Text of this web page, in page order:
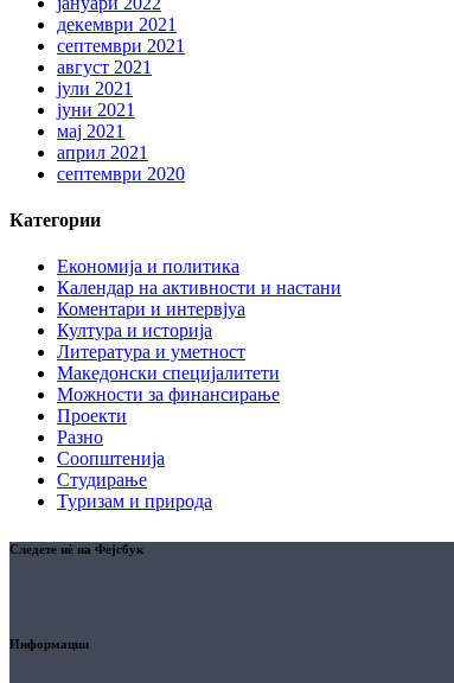
декември 2021
септември 2021
август 2021
јули 2021
јуни 2021
мај 2021
април 2021
септември 2020
Категории
Економија и политика
Календар на активности и настани
Коментари и интервјуа
Култура и историја
Литература и уметност
Македонски специјалитети
Можности за финансирање
Проекти
Разно
Соопштенија
Студирање
Туризам и природа
Следете нè на Фејсбук
Информации